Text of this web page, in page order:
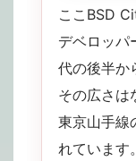
ここBSD
デベロッ
代の後半か
その広さは
東京山手線
れています。